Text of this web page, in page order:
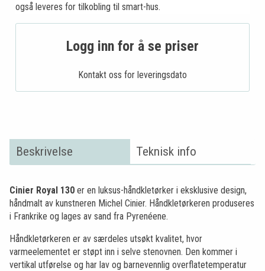
også leveres for tilkobling til smart-hus.
Logg inn for å se priser
Kontakt oss for leveringsdato
Beskrivelse Teknisk info
Cinier Royal 130 er en luksus-håndkletørker i eksklusive design,
håndmalt av kunstneren Michel Cinier. Håndkletørkeren produseres
i Frankrike og lages av sand fra Pyrenéene.
Håndkletørkeren er av særdeles utsøkt kvalitet, hvor
varmeelementet er støpt inn i selve stenovnen. Den kommer i
vertikal utførelse og har lav og barnevennlig overflatetemperatur